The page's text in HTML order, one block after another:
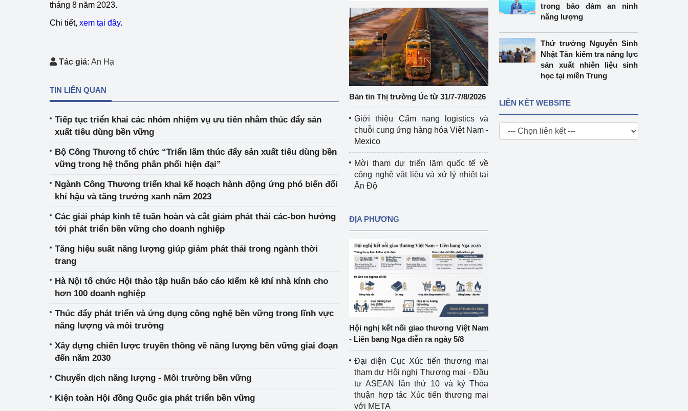
động kiểm định thiết bị, dụng cụ điện
làm việc ở môi trường không có nguy
Cơ sở sản xuất, sửa chữa chai chứa
nghiệp vụ kiểm định kỹ thuật an toàn
lao động
Thông báo
Bảo vệ môi trường
Album ảnh bảo vệ môi trường
Văn bản về môi trường
Bảo vệ nền tảng tư tưởng của Đảng
Doanh nghiệp - Người dân
Xúc tiến thương mại
Khu vực miền Trung
Khu vực miền Nam
Thị trường nước ngoàiHiệp định EVFTA
Thị trường châu Á – châu Phi
Thị trường trong nước
Đại hội XIV của Đảng vào cuộc sống
Sản xuất công nghiệp
Phát triển năng lượng
tháng 8 năm 2023.
Chi tiết, xem tại đây.
Tác giả: An Hạ
TIN LIÊN QUAN
Tiếp tục triển khai các nhóm nhiệm vụ ưu tiên nhằm thúc đẩy sản
xuất tiêu dùng bền vững
Bộ Công Thương tổ chức “Triển lãm thúc đẩy sản xuất tiêu dùng bền
vững trong hệ thống phân phối hiện đại”
Ngành Công Thương triển khai kế hoạch hành động ứng phó biến đổi
khí hậu và tăng trưởng xanh năm 2023
Các giải pháp kinh tế tuần hoàn và cắt giảm phát thải các-bon hướng
tới phát triển bền vững cho doanh nghiệp
Tăng hiệu suất năng lượng giúp giảm phát thải trong ngành thời
trang
Hà Nội tổ chức Hội thảo tập huấn báo cáo kiểm kê khí nhà kính cho
hơn 100 doanh nghiệp
Thúc đẩy phát triển và ứng dụng công nghệ bền vững trong lĩnh vực
năng lượng và môi trường
Xây dựng chiến lược truyền thông về năng lượng bền vững giai đoạn
đến năm 2030
Chuyển dịch năng lượng - Môi trường bền vững
Kiện toàn Hội đồng Quốc gia phát triển bền vững
Bản tin Thị trường Úc từ 31/7-7/8/2026
Giới thiệu Cẩm nang logistics và
chuỗi cung ứng hàng hóa Việt Nam -
Mexico
Mời tham dự triển lãm quốc tế về
công nghệ vật liệu và xử lý nhiệt tại
Ấn Độ
ĐỊA PHƯƠNG
Hội nghị kết nối giao thương Việt Nam
- Liên bang Nga diễn ra ngày 5/8
Đại diện Cục Xúc tiến thương mại
tham dự Hội nghị Thương mại - Đầu
tư ASEAN lần thứ 10 và ký Thỏa
thuận hợp tác Xúc tiến thương mại
với META
trong bảo đảm an ninh
năng lượng
Thứ trưởng Nguyễn Sinh
Nhật Tân kiểm tra năng lực
sản xuất nhiên liệu sinh
học tại miền Trung
LIÊN KẾT WEBSITE